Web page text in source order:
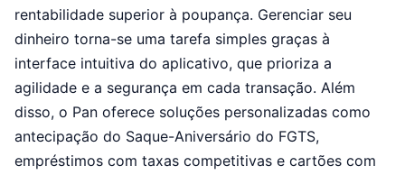
rentabilidade superior à poupança. Gerenciar seu
dinheiro torna-se uma tarefa simples graças à
interface intuitiva do aplicativo, que prioriza a
agilidade e a segurança em cada transação. Além
disso, o Pan oferece soluções personalizadas como
antecipação do Saque-Aniversário do FGTS,
empréstimos com taxas competitivas e cartões com